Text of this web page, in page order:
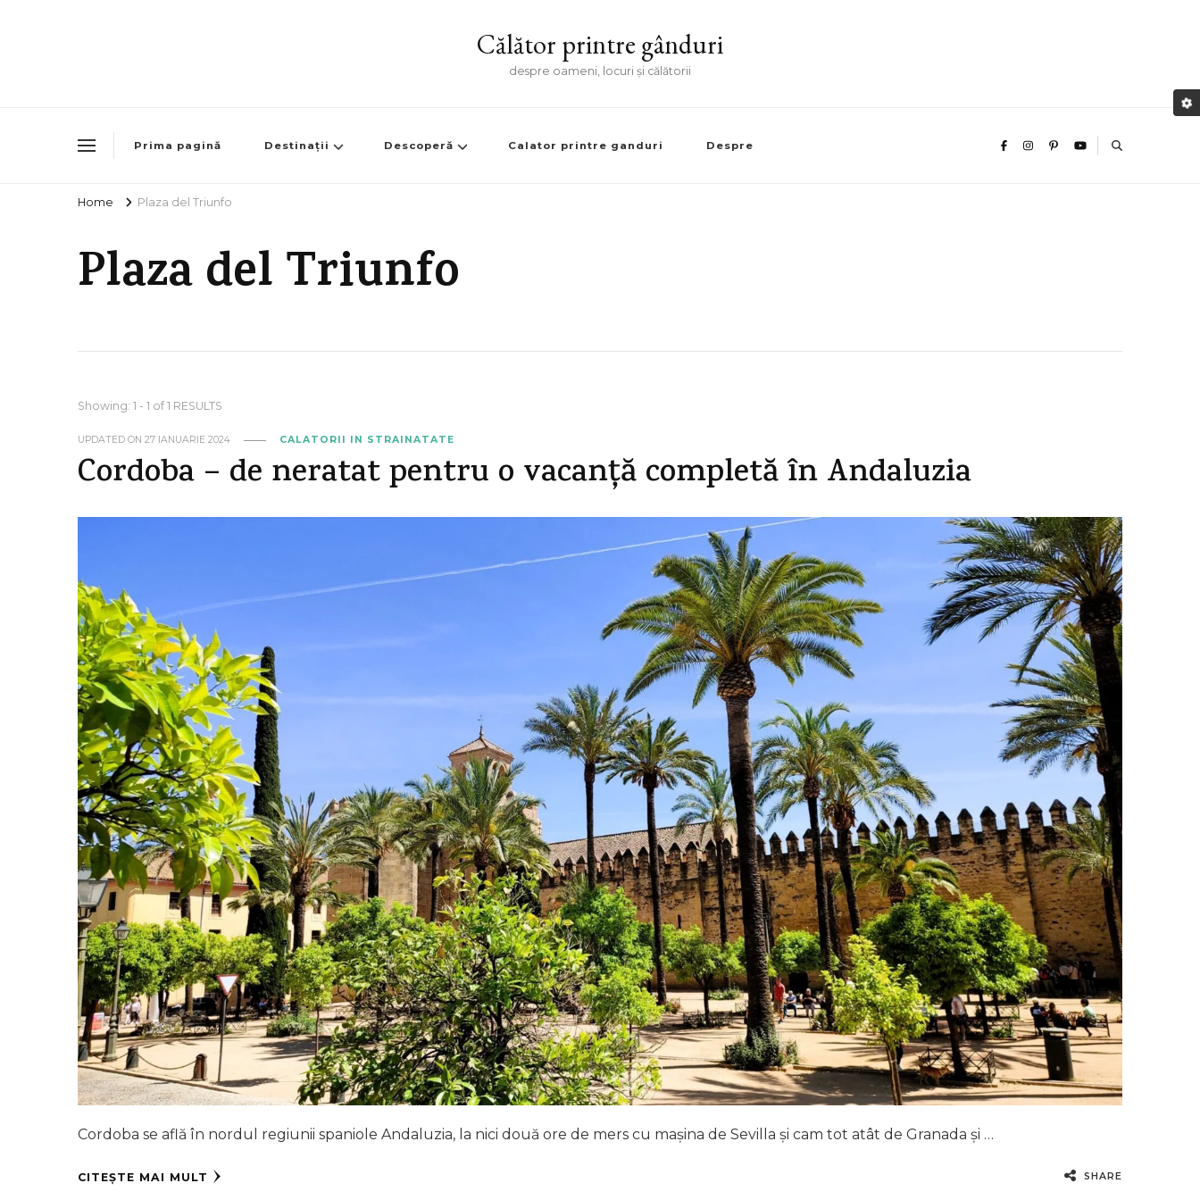
Călător printre gânduri
despre oameni, locuri și călătorii
Prima pagină Destinații Descoperă Calator printre ganduri Despre
Home Plaza del Triunfo
Plaza del Triunfo
Showing: 1 - 1 of 1 RESULTS
UPDATED ON 27 IANUARIE 2024 CALATORII IN STRAINATATE
Cordoba – de neratat pentru o vacanță completă în Andaluzia
Cordoba se află în nordul regiunii spaniole Andaluzia, la nici două ore de mers cu mașina de Sevilla și cam tot atât de Granada și …
CITEȘTE MAI MULT SHARE